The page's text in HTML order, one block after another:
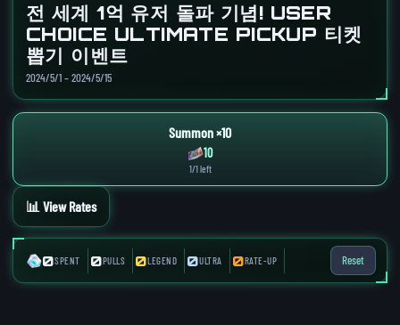
전 세계 1억 유저 돌파 기념! USER
CHOICE ULTIMATE PICKUP 티켓
뽑기 이벤트
2024/5/1 – 2024/5/15
Summon ×10
10
1/1 left
📊 View Rates
0SPENT 0PULLS 0LEGEND 0ULTRA 0RATE-UP Reset